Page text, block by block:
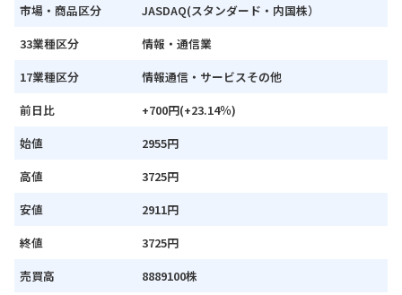
市場・商品区分
JASDAQ(スタンダード・内国株）
33業種区分
情報・通信業
17業種区分
情報通信・サービスその他
前日比
+700円(+23.14％)
始値
2955円
高値
3725円
安値
2911円
終値
3725円
売買高
8889100株